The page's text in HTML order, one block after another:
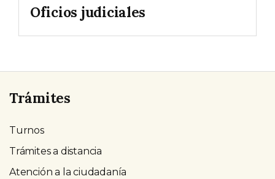
Oficios judiciales
Trámites
Turnos
Trámites a distancia
Atención a la ciudadanía